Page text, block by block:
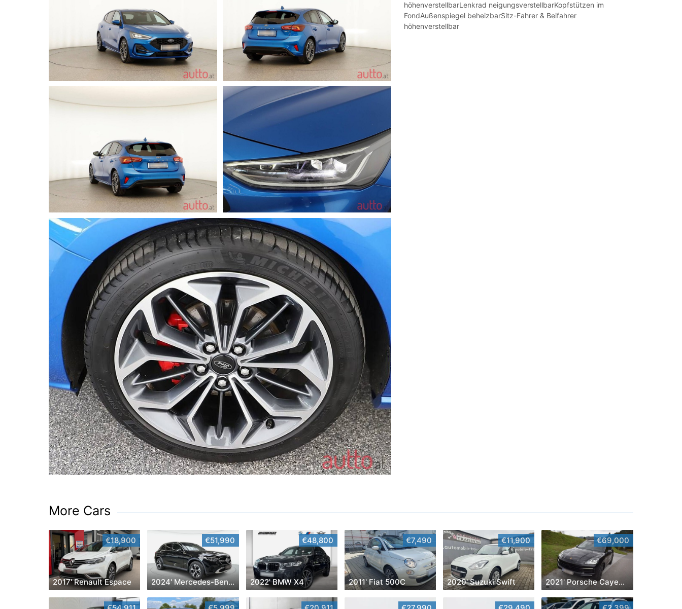
höhenverstellbarLenkrad neigungsverstellbarKopfstützen im
FondAußenspiegel beheizbarSitz-Fahrer & Beifahrer
höhenverstellbar
More Cars
€18,900
2017' Renault Espace
€51,990
2024' Mercedes-Benz Glc-Klasse
€48,800
2022' BMW X4
€7,490
2011' Fiat 500C
€11,900
2020' Suzuki Swift
€69,000
2021' Porsche Cayenne